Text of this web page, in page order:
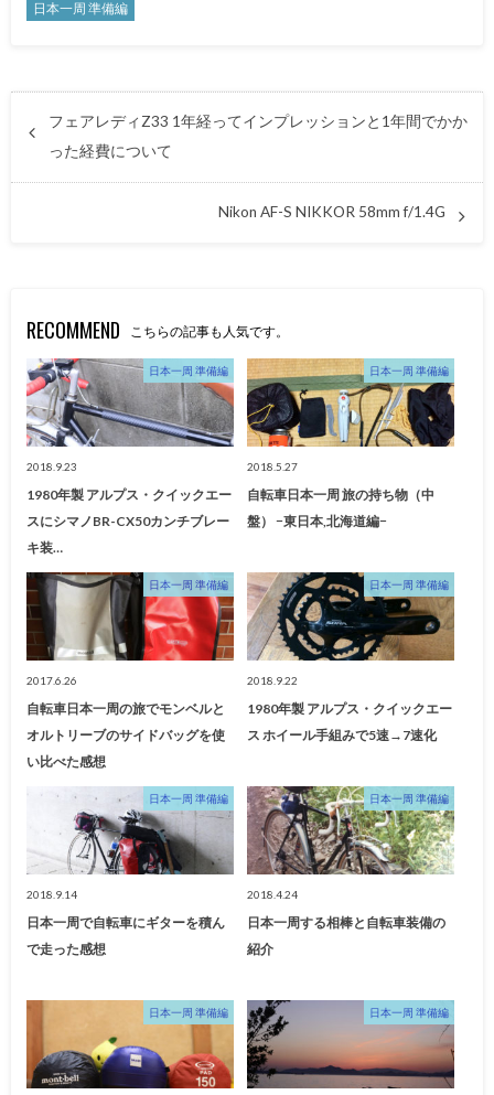
日本一周 準備編
フェアレディZ33 1年経ってインプレッションと1年間でかか
った経費について
Nikon AF-S NIKKOR 58mm f/1.4G
RECOMMEND こちらの記事も人気です。
日本一周 準備編
2018.9.23
1980年製 アルプス・クイックエー
スにシマノBR-CX50カンチブレー
キ装…
日本一周 準備編
2018.5.27
自転車日本一周 旅の持ち物（中
盤） −東日本,北海道編−
日本一周 準備編
2017.6.26
自転車日本一周の旅でモンベルと
オルトリーブのサイドバッグを使
い比べた感想
日本一周 準備編
2018.9.22
1980年製 アルプス・クイックエー
ス ホイール手組みで5速→7速化
日本一周 準備編
2018.9.14
日本一周で自転車にギターを積ん
で走った感想
日本一周 準備編
2018.4.24
日本一周する相棒と自転車装備の
紹介
日本一周 準備編 日本一周 準備編